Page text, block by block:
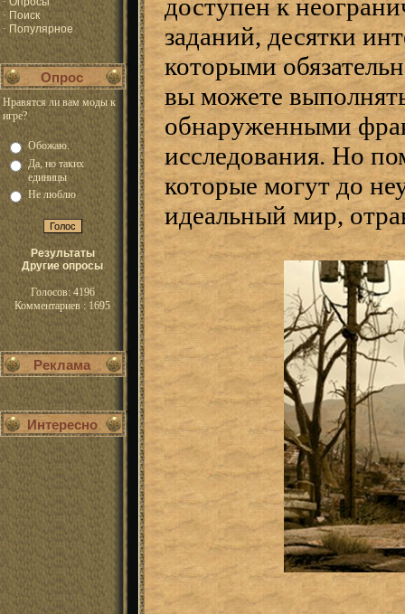
· Поиск
· Популярное
Опрос
Нравятся ли вам моды к
игре?
Обожаю.
Да, но таких
единицы
Не люблю
Результаты
Другие опросы
Голосов: 4196
Комментариев : 1695
Реклама
Интересно
доступен к
заданий, десятки
которыми
вы можете
обнаруженными
исследования. Но
которые могут до
идеальный мир,